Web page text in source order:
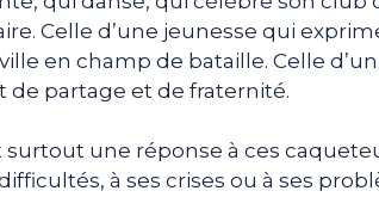
Celle d’une jeunesse qui
en champ de bataille. Celle
partage et de fraternité.
une réponse à ces
à ses crises ou à ses